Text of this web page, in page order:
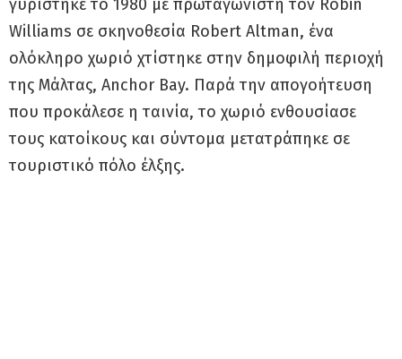
γυρίστηκε το 1980 με πρωταγωνιστή τον Robin
Williams σε σκηνοθεσία Robert Altman, ένα
ολόκληρο χωριό χτίστηκε στην δημοφιλή περιοχή
της Μάλτας, Anchor Bay. Παρά την απογοήτευση
που προκάλεσε η ταινία, το χωριό ενθουσίασε
τους κατοίκους και σύντομα μετατράπηκε σε
τουριστικό πόλο έλξης.